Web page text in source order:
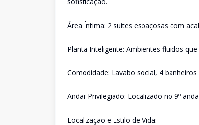
Área Íntima: 2 suítes espaçosas com
Planta Inteligente: Ambientes fluidos
Comodidade: Lavabo social, 4
Andar Privilegiado: Localizado no 9º
Localização e Estilo de Vida: